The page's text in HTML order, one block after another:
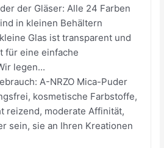
der Gläser: Alle 24 Farben
in kleinen Behältern
Glas ist transparent und
für eine einfache
legen...
A-NRZO Mica-Puder
kosmetische Farbstoffe,
reizend, moderate Affinität,
sein, sie an Ihren Kreationen